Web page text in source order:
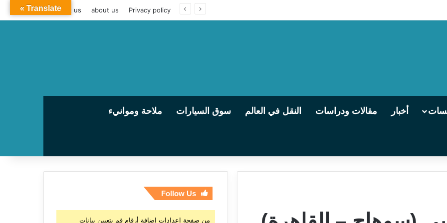
Privacy policy
about us
contact us
أخبار مقالات ودراسات النقل في العالم سوق السيارات ملاحة وموانيء
Follow Us
من صفحة إعدادات إضافة أرقام قم بتعيين بيانات
Translate »